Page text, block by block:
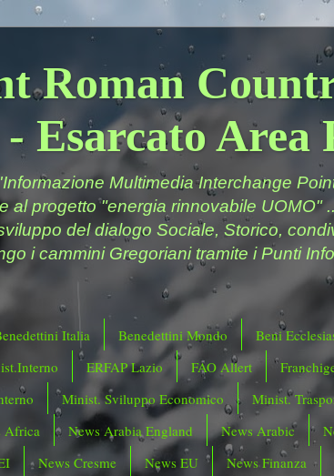
Roman
Esarcato Area
Multimedia Interchange
al progetto "energia rinnovabile UOMO"
del dialogo Sociale, Storico,
i cammini Gregoriani tramite i Punti
Italia Benedettini Mondo
Beni
ERFAP Lazio FAO Allert
Minist. Sviluppo Economico
Minist.
Africa News Arabia England News Arabic
News Cresme News EU
News Finanza